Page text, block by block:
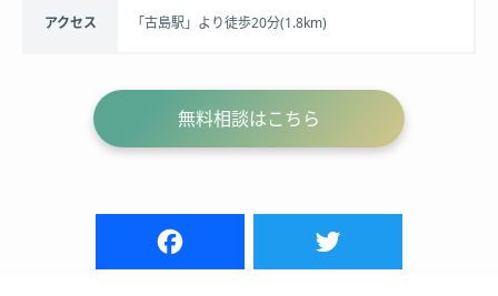
アクセス 「古島駅」より徒歩20分(1.8km)
無料相談はこちら